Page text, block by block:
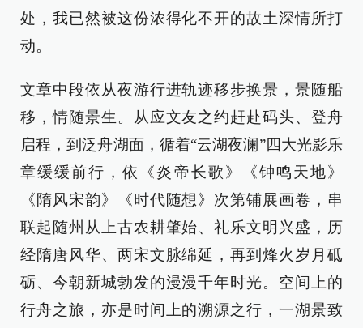
处，我已然被这份浓得化不开的故土深情所打
动。
文章中段依从夜游行进轨迹移步换景，景随船
移，情随景生。从应文友之约赶赴码头、登舟
启程，到泛舟湖面，循着“云湖夜澜”四大光影乐
章缓缓前行，依《炎帝长歌》《钟鸣天地》
《隋风宋韵》《时代随想》次第铺展画卷，串
联起随州从上古农耕肇始、礼乐文明兴盛，历
经隋唐风华、两宋文脉绵延，再到烽火岁月砥
砺、今朝新城勃发的漫漫千年时光。空间上的
行舟之旅，亦是时间上的溯源之行，一湖景致